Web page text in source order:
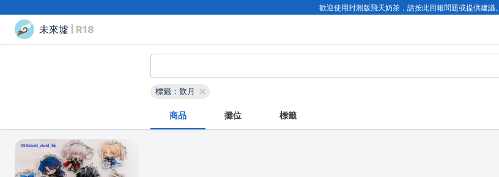
歡迎使用封測版飛天奶茶，請按此回報問題或提供建議。
未來墟 | R18
標籤：飲月
商品 攤位 標籤